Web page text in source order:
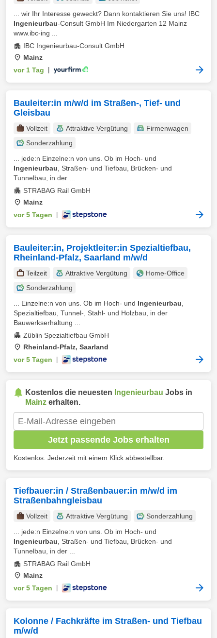
... wir Ihr Interesse geweckt? Dann kontaktieren Sie uns! IBC
Ingenieurbau-Consult GmbH Im Niedergarten 12 Mainz
www.ibc-ing ...
IBC Ingenieurbau-Consult GmbH
Mainz
vor 1 Tag
Bauleiter:in m/w/d im Straßen-, Tief- und
Gleisbau
Vollzeit Attraktive Vergütung
Firmenwagen
Sonderzahlung
... jede:n Einzelne:n von uns. Ob im Hoch- und
Ingenieurbau , Straßen- und Tiefbau, Brücken- und
Tunnelbau, in der ...
STRABAG Rail GmbH
Mainz
vor 5 Tagen
Bauleiter:in, Projektleiter:in Spezialtiefbau,
Rheinland-Pfalz, Saarland m/w/d
Teilzeit Attraktive Vergütung
Home-Office
Sonderzahlung
... Einzelne:n von uns. Ob im Hoch- und Ingenieurbau
Spezialtiefbau, Tunnel-, Stahl- und Holzbau, in der
Bauwerkserhaltung ...
Züblin Spezialtiefbau GmbH
Rheinland-Pfalz, Saarland
vor 5 Tagen
Kostenlos die neuesten Ingenieurbau Jobs in
Mainz erhalten.
Jetzt passende Jobs erhalten
Kostenlos. Jederzeit mit einem Klick abbestellbar.
Tiefbauer:in / Straßenbauer:in m/w/d im
Straßenbahngleisbau
Vollzeit Attraktive Vergütung
Sonderzahlung
... jede:n Einzelne:n von uns. Ob im Hoch- und
Ingenieurbau , Straßen- und Tiefbau, Brücken- und
Tunnelbau, in der ...
STRABAG Rail GmbH
Mainz
vor 5 Tagen
Kolonne / Fachkräfte im Straßen- und Tiefbau
m/w/d